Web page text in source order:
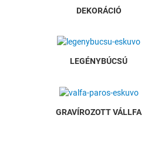
DEKORÁCIÓ
LEGÉNYBÚCSÚ
GRAVÍROZOTT VÁLLFA